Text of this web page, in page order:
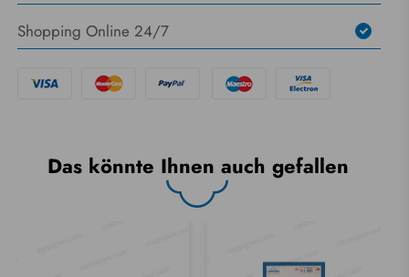
Shopping Online 24/7
Das könnte Ihnen auch gefallen